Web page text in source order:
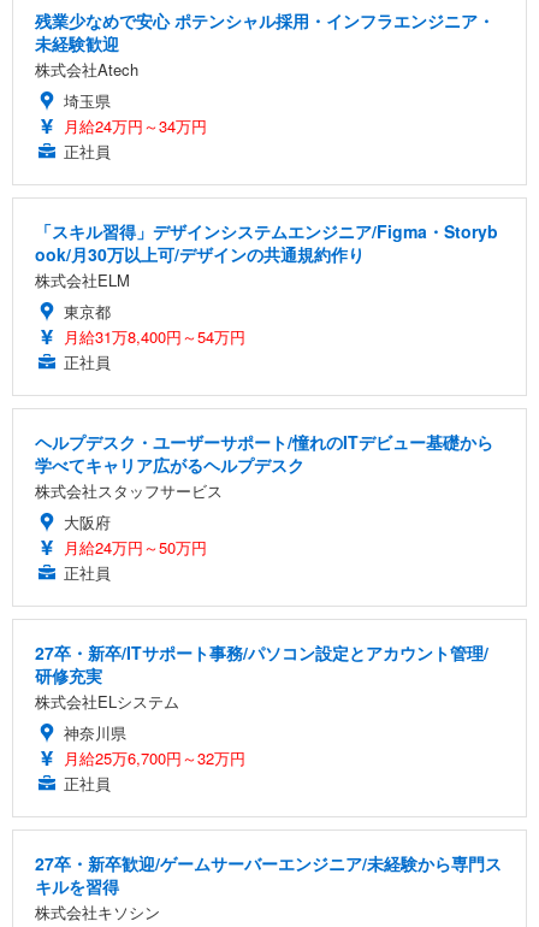
残業少なめで安心 ポテンシャル採用・インフラエンジニア・
未経験歓迎
株式会社Atech
埼玉県
月給24万円～34万円
正社員
「スキル習得」デザインシステムエンジニア/Figma・Storyb
ook/月30万以上可/デザインの共通規約作り
株式会社ELM
東京都
月給31万8,400円～54万円
正社員
ヘルプデスク・ユーザーサポート/憧れのITデビュー基礎から
学べてキャリア広がるヘルプデスク
株式会社スタッフサービス
大阪府
月給24万円～50万円
正社員
27卒・新卒/ITサポート事務/パソコン設定とアカウント管理/
研修充実
株式会社ELシステム
神奈川県
月給25万6,700円～32万円
正社員
27卒・新卒歓迎/ゲームサーバーエンジニア/未経験から専門ス
キルを習得
株式会社キソシン